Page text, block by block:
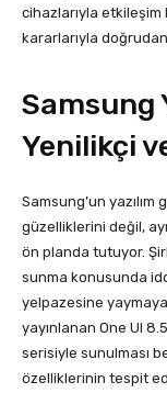
cihazlarıyla
kararlarıyla
Samsung
Yenilikçi
Samsung’un
güzelliklerini değil,
ön planda tutuyor.
sunma konusunda
yelpazesine yaymaya
yayınlanan One UI
serisiyle sunulması
özelliklerinin tespit